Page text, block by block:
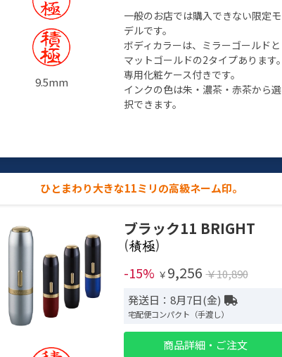
9.5mm
一般のお店では購入できない限定モ
デルです。
ボディカラーは、ミラーゴールドと
マットゴールドの2タイプあります。
専用化粧ケース付きです。
インクの色は朱・濃茶・赤茶から選
択できます。
ひとまわり大きな11ミリの高級ネーム印。
ブラック11 BRIGHT
(
)
-15% ￥ 9,256 ￥10,890
発送日：8月7日(金)
宅配便コンパクト（手渡し）
商品詳細・ご注文